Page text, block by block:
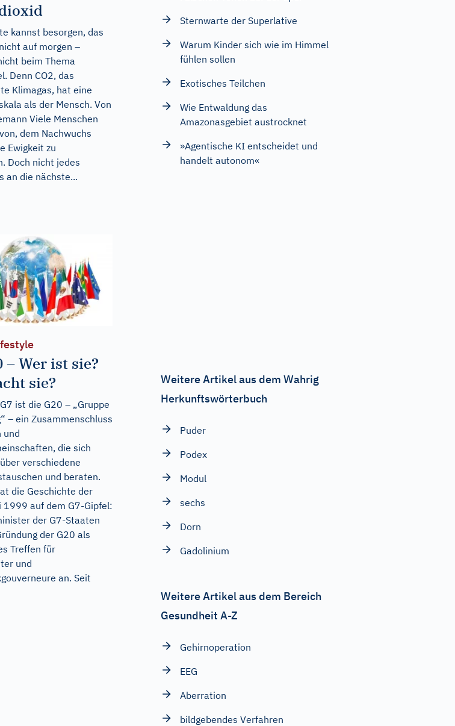
kannst besorgen, das
auf morgen –
beim Thema
Denn CO2, das
Klimagas, hat eine
als der Mensch. Von
Viele Menschen
dem Nachwuchs
Ewigkeit zu
Doch nicht jedes
an die nächste...
– Wer ist sie?
sie?
ist die G20 – „Gruppe
– ein Zusammenschluss
und
die sich
verschiedene
und beraten.
die Geschichte der
1999 auf dem G7-Gipfel:
der G7-Staaten
der G20 als
Treffen für
und
an. Seit
Sternwarte der Superlative
Warum Kinder sich wie im Himmel
fühlen sollen
Exotisches Teilchen
Wie Entwaldung das
Amazonasgebiet austrocknet
»Agentische KI entscheidet und
handelt autonom«
Weitere Artikel aus dem Wahrig
Herkunftswörterbuch
Puder
Podex
Modul
sechs
Dorn
Gadolinium
Weitere Artikel aus dem Bereich
Gesundheit A-Z
Gehirnoperation
EEG
Aberration
bildgebendes Verfahren